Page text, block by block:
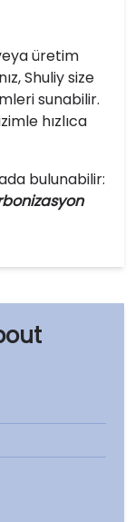
üretim
Shuliy size
sunabilir.
hızlıca
bulunabilir: